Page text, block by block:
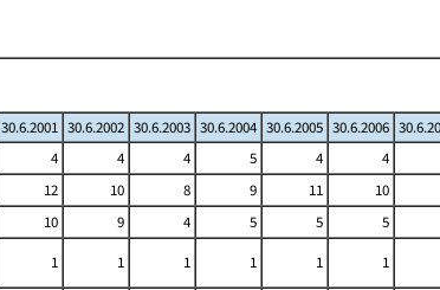
30.6.2001 30.6.2002 30.6.2003 30.6.2004 30.6.2005 30.6.2006
4 4 4 5 4
4
12 10 8 9 11
10
10 9 4 5 5
5
1 1 1 1 1
1